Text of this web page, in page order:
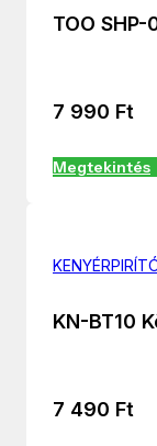
TOO
7 990 Ft
Megtekintés
KN-BT10
7 490 Ft